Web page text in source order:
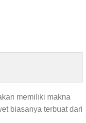
memiliki makna
biasanya terbuat dari